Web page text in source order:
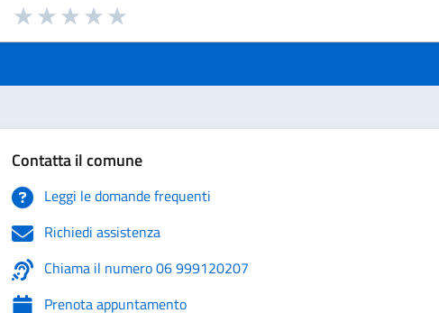
Valuta da 1 a 5 stelle la pagina
Valuta 5 stelle su 5
Valuta 4 stelle su 5
Valuta 3 stelle su 5
Valuta 2 stelle su 5
Valuta 1 stelle su 5
Contatta il comune
Leggi le domande frequenti
Richiedi assistenza
Chiama il numero 06 999120207
Prenota appuntamento